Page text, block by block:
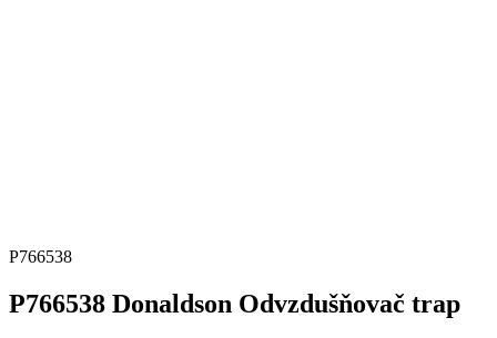
P766538
P766538 Donaldson Odvzdušňovač trap